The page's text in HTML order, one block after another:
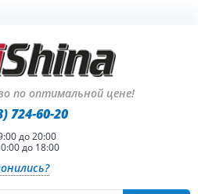
по оптимальной цене!
724-60-20
до 20:00
до 18:00